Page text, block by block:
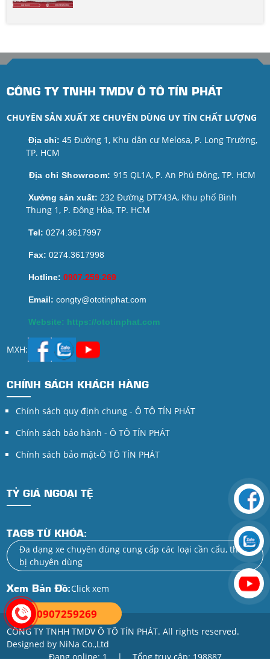
CÔNG TY TNHH TMDV Ô TÔ TÍN PHÁT
CHUYÊN SẢN XUẤT XE CHUYÊN DÙNG UY TÍN CHẤT LƯỢNG
Địa chỉ: 45 Đường 1, Khu dân cư Melosa, P. Long Trường,
TP. HCM
Địa chỉ Showroom: 915 QL1A, P. An Phú Đông, TP. HCM
Xưởng sản xuất: 232 Đường DT743A, Khu phố Bình
Thung 1, P. Đông Hòa, TP. HCM
Tel: 0274.3617997
Fax: 0274.3617998
Hotline: 0907.259.269
Email: congty@ototinphat.com
Website: https://ototinphat.com
MXH:
CHÍNH SÁCH KHÁCH HÀNG
Chính sách quy định chung - Ô TÔ TÍN PHÁT
Chính sách bảo hành - Ô TÔ TÍN PHÁT
Chính sách bảo mật-Ô TÔ TÍN PHÁT
TỶ GIÁ NGOẠI TỆ
TAGS TỪ KHÓA:
Đa dạng xe chuyên dùng cung cấp các loại cần cẩu, thiết
bị chuyên dùng
Xem Bản Đồ:Click xem
CÔNG TY TNHH TMDV Ô TÔ TÍN PHÁT. All rights reserved.
Designed by NiNa Co.,Ltd
Đang online: 1
| Tổng truy cập: 198887
0907259269